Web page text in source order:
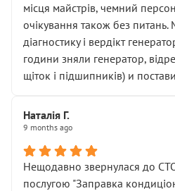
місця майстрів, чемний
очікування також без
діагностику і вердікт
години зняли генератор,
щіток і підшипників) и
Наталія Г.
9 months ago
Нещодавно звернулася до
послугою "Заправка